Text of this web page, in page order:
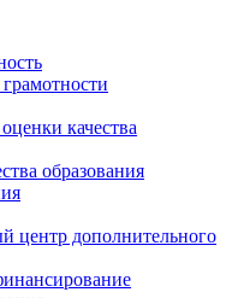
качества
образования
дополнительного